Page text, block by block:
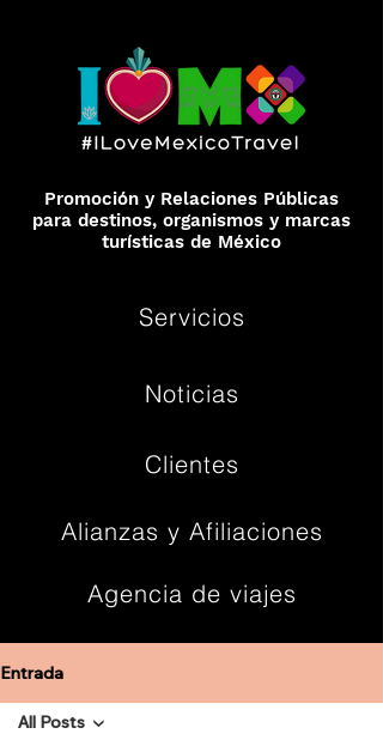
Servicios
Noticias
Clientes
Alianzas y Afiliaciones
Agencia de viajes
Promoción y Relaciones Públicas
para destinos, organismos y marcas
turísticas de México
Entrada
All Posts